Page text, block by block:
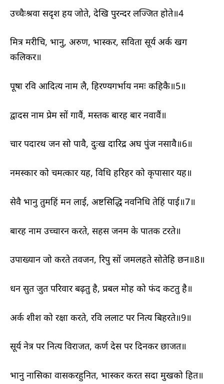
उच्चैःश्रवा सदृश हय जोते, देखि पुरन्दर लज्जित होते॥4
मित्र मरीचि, भानु, अरुण, भास्कर, सविता सूर्य अर्क खग
कलिकर॥
पूषा रवि आदित्य नाम लै, हिरण्यगर्भाय नमः कहिकै॥5॥
द्वादस नाम प्रेम सों गावैं, मस्तक बारह बार नवावैं॥
चार पदारथ जन सो पावै, दुःख दारिद्र अघ पुंज नसावै॥6॥
नमस्कार को चमत्कार यह, विधि हरिहर को कृपासार यह॥
सेवै भानु तुमहिं मन लाई, अष्टसिद्धि नवनिधि तेहिं पाई॥7॥
बारह नाम उच्चारन करते, सहस जनम के पातक टरते॥
उपाख्यान जो करते तवजन, रिपु सों जमलहते सोतेहि छन॥8॥
धन सुत जुत परिवार बढ़तु है, प्रबल मोह को फंद कटतु है॥
अर्क शीश को रक्षा करते, रवि ललाट पर नित्य बिहरते॥9॥
सूर्य नेत्र पर नित्य विराजत, कर्ण देस पर दिनकर छाजत॥
भानु नासिका वासकरहुनित, भास्कर करत सदा मुखको हित॥